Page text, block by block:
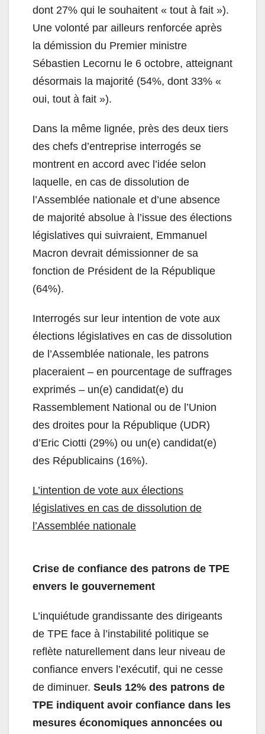
dont 27% qui le souhaitent « tout à fait »).
Une volonté par ailleurs renforcée après
la démission du Premier ministre
Sébastien Lecornu le 6 octobre, atteignant
désormais la majorité (54%, dont 33% «
oui, tout à fait »).
Dans la même lignée, près des deux tiers
des chefs d’entreprise interrogés se
montrent en accord avec l’idée selon
laquelle, en cas de dissolution de
l’Assemblée nationale et d’une absence
de majorité absolue à l’issue des élections
législatives qui suivraient, Emmanuel
Macron devrait démissionner de sa
fonction de Président de la République
(64%).
Interrogés sur leur intention de vote aux
élections législatives en cas de dissolution
de l’Assemblée nationale, les patrons
placeraient – en pourcentage de suffrages
exprimés – un(e) candidat(e) du
Rassemblement National ou de l’Union
des droites pour la République (UDR)
d’Eric Ciotti (29%) ou un(e) candidat(e)
des Républicains (16%).
L’intention de vote aux élections
législatives en cas de dissolution de
l’Assemblée nationale
Crise de confiance des patrons de TPE
envers le gouvernement
L’inquiétude grandissante des dirigeants
de TPE face à l’instabilité politique se
reflète naturellement dans leur niveau de
confiance envers l’exécutif, qui ne cesse
de diminuer. Seuls 12% des patrons de
TPE indiquent avoir confiance dans les
mesures économiques annoncées ou